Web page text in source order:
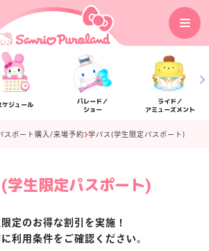
ケジュール
パレード／
ショー
ライド／
アミューズメント
フロアマップ
スポート購入/来場予約 学パス(学生限定パスポート)
学生限定パスポート)
定のお得な割引を実施！
利用条件をご確認ください。